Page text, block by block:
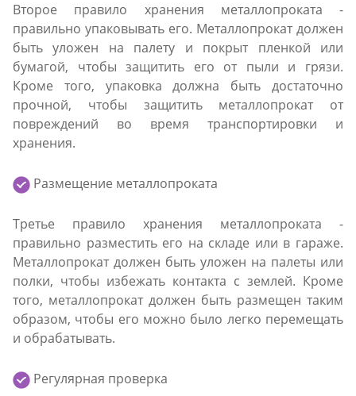
Второе правило хранения металлопроката -
правильно упаковывать его. Металлопрокат должен
быть уложен на палету и покрыт пленкой или
бумагой, чтобы защитить его от пыли и грязи.
Кроме того, упаковка должна быть достаточно
прочной, чтобы защитить металлопрокат от
повреждений во время транспортировки и
хранения.
Размещение металлопроката
Третье правило хранения металлопроката -
правильно разместить его на складе или в гараже.
Металлопрокат должен быть уложен на палеты или
полки, чтобы избежать контакта с землей. Кроме
того, металлопрокат должен быть размещен таким
образом, чтобы его можно было легко перемещать
и обрабатывать.
Регулярная проверка